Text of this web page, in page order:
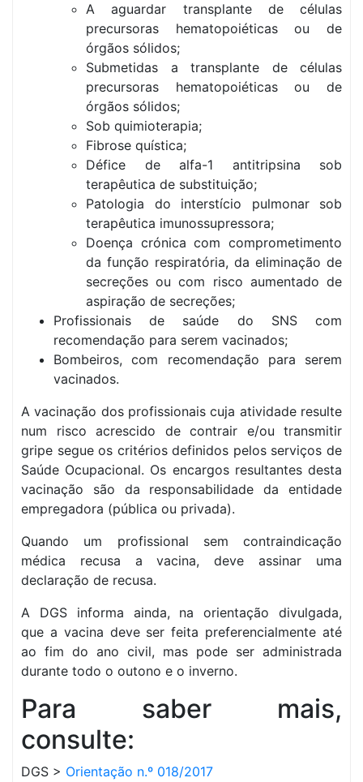
A aguardar transplante de células
precursoras hematopoiéticas ou de
órgãos sólidos;
Submetidas a transplante de células
precursoras hematopoiéticas ou de
órgãos sólidos;
Sob quimioterapia;
Fibrose quística;
Défice de alfa-1 antitripsina sob
terapêutica de substituição;
Patologia do interstício pulmonar sob
terapêutica imunossupressora;
Doença crónica com comprometimento
da função respiratória, da eliminação de
secreções ou com risco aumentado de
aspiração de secreções;
Profissionais de saúde do SNS com
recomendação para serem vacinados;
Bombeiros, com recomendação para serem
vacinados.
A vacinação dos profissionais cuja atividade resulte
num risco acrescido de contrair e/ou transmitir
gripe segue os critérios definidos pelos serviços de
Saúde Ocupacional. Os encargos resultantes desta
vacinação são da responsabilidade da entidade
empregadora (pública ou privada).
Quando um profissional sem contraindicação
médica recusa a vacina, deve assinar uma
declaração de recusa.
A DGS informa ainda, na orientação divulgada,
que a vacina deve ser feita preferencialmente até
ao fim do ano civil, mas pode ser administrada
durante todo o outono e o inverno.
Para saber mais,
consulte:
DGS > Orientação n.º 018/2017